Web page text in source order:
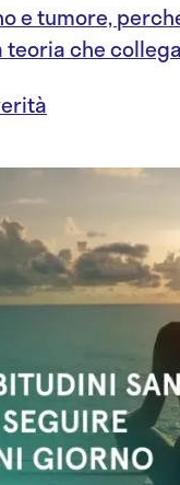
e tumore,
teoria che